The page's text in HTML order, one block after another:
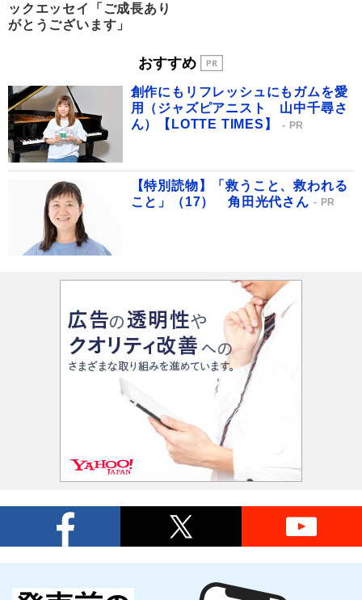
ックエッセイ「ご成長あり
がとうございます」
おすすめ
創作にもリフレッシュにもガムを愛
用（ジャズピアニスト 山中千尋さ
ん）【LOTTE TIMES】
PR
【特別読物】「救うこと、救われる
こと」（17） 角田光代さん
PR